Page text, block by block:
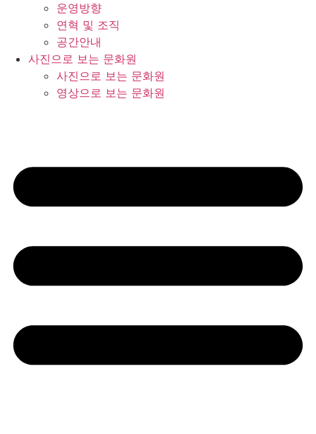
운영방향
연혁 및 조직
공간안내
사진으로 보는 문화원
사진으로 보는 문화원
영상으로 보는 문화원